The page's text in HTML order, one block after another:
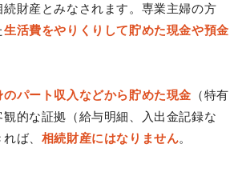
財産とみなされます。専業主婦の方
生活費をやりくりして貯めた現金や預金
のパート収入などから貯めた現金 （特有
的な証拠（給与明細、入出金記録な
ば、 相続財産にはなりません。